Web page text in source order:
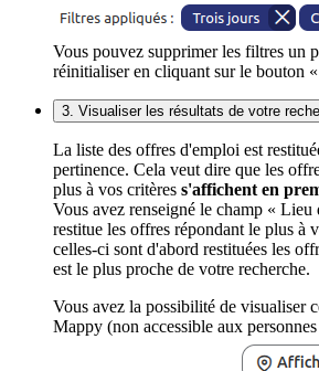
Vous pouvez supprimer les filtres un
réinitialiser en cliquant sur le bouton
3. Visualiser les résultats de votre
La liste des offres d'emploi est
pertinence. Cela veut dire que les
plus à vos critères s'affichent en
Vous avez renseigné le champ «
restitue les offres répondant le plus à
celles-ci sont d'abord restituées les
est le plus proche de votre recherche.
Vous avez la possibilité de visualiser
Mappy (non accessible aux